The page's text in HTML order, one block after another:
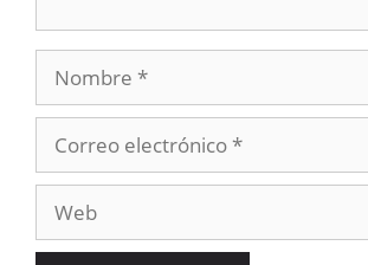
Nombre
electrónico